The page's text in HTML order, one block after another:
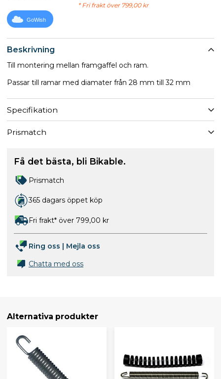
Beskrivning
Till montering mellan framgaffel och ram.
Passar till ramar med diamater från 28 mm till 32 mm
Specifikation
Prismatch
* Fri frakt över 799,00 kr
GoWish
Få det bästa, bli Bikable.
Prismatch
365 dagars öppet köp
Fri frakt* över 799,00 kr
Ring oss | Mejla oss
Chatta med oss
Alternativa produkter